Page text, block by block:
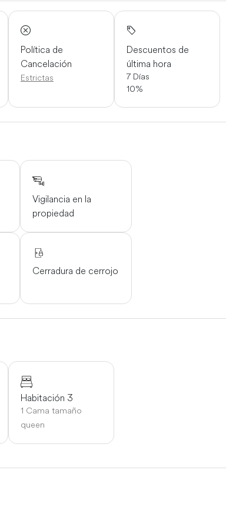
Política de
Cancelación
Estrictas
Descuentos de
última hora
7 Días
10%
Vigilancia en la
propiedad
Cerradura de cerrojo
Habitación 3
1 Cama tamaño
queen